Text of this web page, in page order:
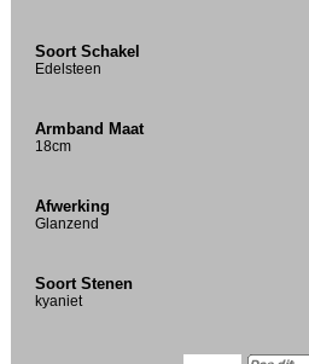
Soort Schakel
Edelsteen
Armband Maat
18cm
Afwerking
Glanzend
Soort Stenen
kyaniet